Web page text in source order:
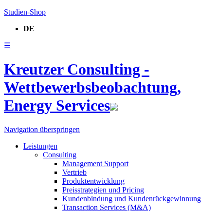
Studien-Shop
DE
☰
Kreutzer Consulting -
Wettbewerbsbeobachtung,
Energy Services
Navigation überspringen
Leistungen
Consulting
Management Support
Vertrieb
Produktentwicklung
Preisstrategien und Pricing
Kundenbindung und Kundenrückgewinnung
Transaction Services (M&A)